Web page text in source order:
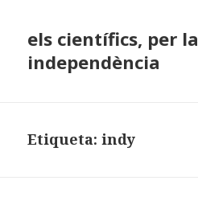
els científics, per la
independència
Etiqueta:indy